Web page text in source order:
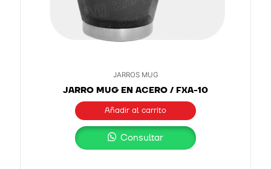
JARROS MUG
JARRO MUG EN ACERO / FXA-10
Añadir al carrito
Consultar